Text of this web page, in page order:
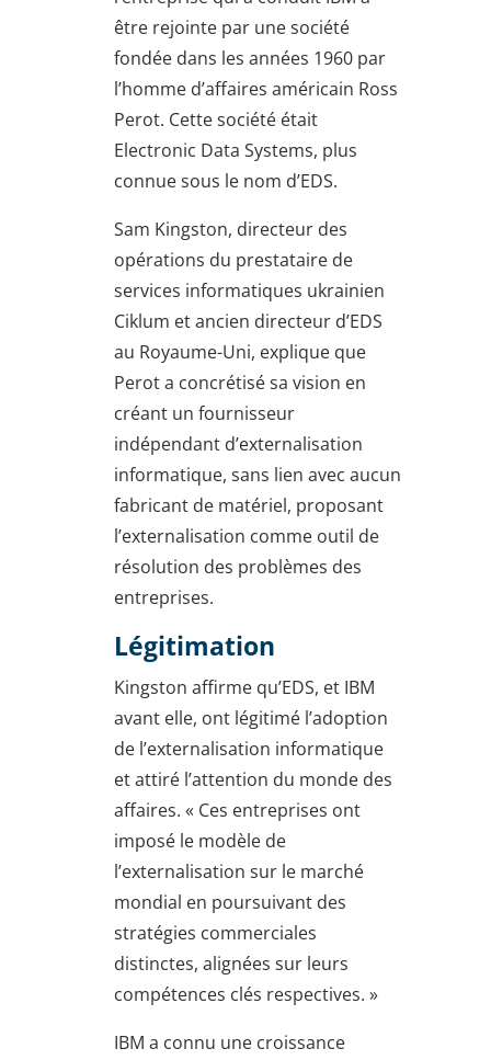
être rejointe par une société
fondée dans les années 1960 par
l’homme d’affaires américain Ross
Perot. Cette société était
Electronic Data Systems, plus
connue sous le nom d’EDS.
Sam Kingston, directeur des
opérations du prestataire de
services informatiques ukrainien
Ciklum et ancien directeur d’EDS
au Royaume-Uni, explique que
Perot a concrétisé sa vision en
créant un fournisseur
indépendant d’externalisation
informatique, sans lien avec aucun
fabricant de matériel, proposant
l’externalisation comme outil de
résolution des problèmes des
entreprises.
Légitimation
Kingston affirme qu’EDS, et IBM
avant elle, ont légitimé l’adoption
de l’externalisation informatique
et attiré l’attention du monde des
affaires. « Ces entreprises ont
imposé le modèle de
l’externalisation sur le marché
mondial en poursuivant des
stratégies commerciales
distinctes, alignées sur leurs
compétences clés respectives. »
IBM a connu une croissance